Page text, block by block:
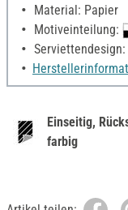
Material: Papier
Motiveinteilung:
Einseitig,
farbig